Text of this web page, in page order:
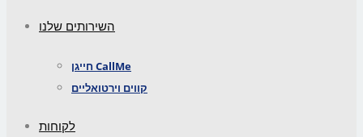
השירותים שלנו
חייגן CallMe
קווים וירטואליים
לקוחות